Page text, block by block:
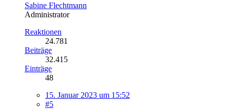
Sabine Flechtmann
Administrator
Reaktionen
24.781
Beiträge
32.415
Einträge
48
15. Januar 2023 um 15:52
#5